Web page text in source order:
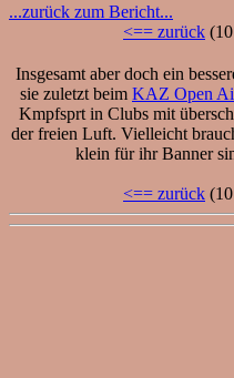
...zurück zum Bericht...
<== zurück
Insgesamt aber doch ein
sie zuletzt beim KAZ Open
Kmpfsprt in Clubs mit
der freien Luft. Vielleicht
klein für ihr Banner
<== zurück